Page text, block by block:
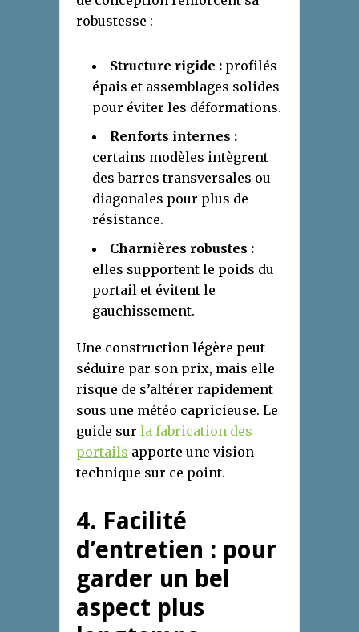
robustesse :
Structure rigide : profilés
épais et assemblages solides
pour éviter les déformations.
Renforts internes :
certains modèles intègrent
des barres transversales ou
diagonales pour plus de
résistance.
Charnières robustes :
elles supportent le poids du
portail et évitent le
gauchissement.
Une construction légère peut
séduire par son prix, mais elle
risque de s’altérer rapidement
sous une météo capricieuse. Le
guide sur la fabrication des
portails apporte une vision
technique sur ce point.
4. Facilité
d’entretien : pour
garder un bel
aspect plus